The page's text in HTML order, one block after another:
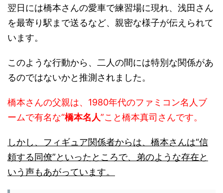
翌日には橋本さんの愛車で練習場に現れ、浅田さん
を最寄り駅まで送るなど、親密な様子が伝えられて
います。
このような行動から、二人の間には特別な関係があ
るのではないかと推測されました。
橋本さんの父親は、1980年代のファミコン名人ブ
ームで有名な“橋本名人”こと橋本真司さんです。
しかし、フィギュア関係者からは、橋本さんは“信
頼する同僚”といったところで、弟のような存在と
いう声もあがっています。